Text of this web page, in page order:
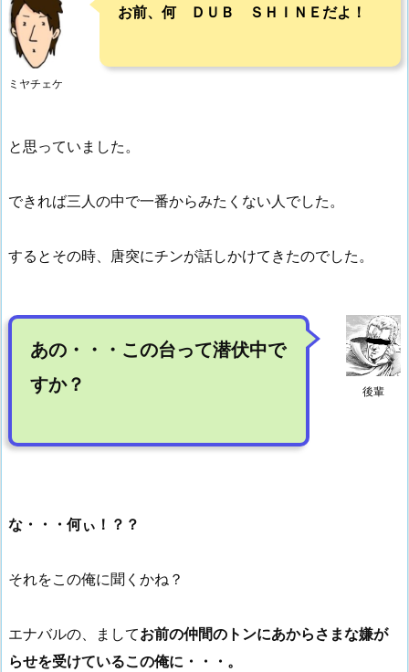
ミヤチェケ
お前、何 ＤＵＢ ＳＨＩＮＥだよ！
と思っていました。
できれば三人の中で一番からみたくない人でした。
するとその時、唐突にチンが話しかけてきたのでした。
後輩
あの・・・この台って潜伏中で
すか？
な・・・何ぃ！？？
それをこの俺に聞くかね？
エナバルの、ましてお前の仲間のトンにあからさまな嫌が
らせを受けているこの俺に・・・。